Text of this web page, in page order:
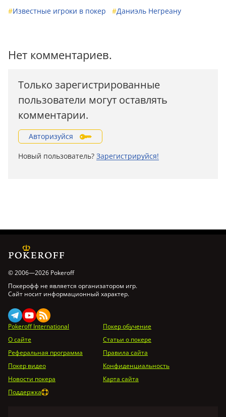
#Известные игроки в покер #Даниэль Негреану
Нет комментариев.
Только зарегистрированные
пользователи могут оставлять
комментарии.
Авторизуйся
Новый пользователь? Зарегистрируйся!
© 2006—2026 Pokeroff
Покерофф не является организатором игр.
Сайт носит информационный характер.
Pokeroff International
Покер обучение
О сайте
Статьи о покере
Реферальная программа
Правила сайта
Покер видео
Конфиденциальность
Новости покера
Карта сайта
Поддержка